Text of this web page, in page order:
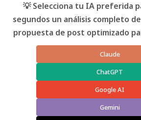
💡 Selecciona tu IA preferida
segundos un análisis completo
propuesta de post optimizado
Claude
ChatGPT
Google AI
Gemini